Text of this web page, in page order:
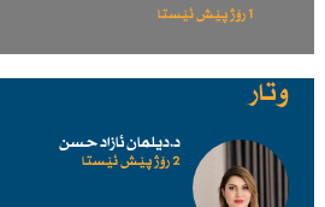
1 رۆژ پێش ئێستا
وتار
د.دیلمان ئازاد حسن
2 رۆژ پێش ئێستا